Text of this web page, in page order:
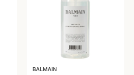
BALMAIN